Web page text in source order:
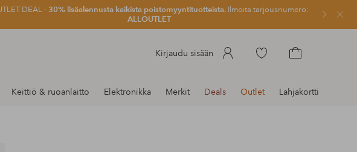
DEAL -30% lisäalennusta kaikista poistomyyntituotteista.Ilmoita tarjousnumero:
ALLOUTLET
Sulje
Kirjaudu sisään
Siirry
Keittiö & ruoanlaitto Elektronikka Merkit Deals Outlet Lahjakortti